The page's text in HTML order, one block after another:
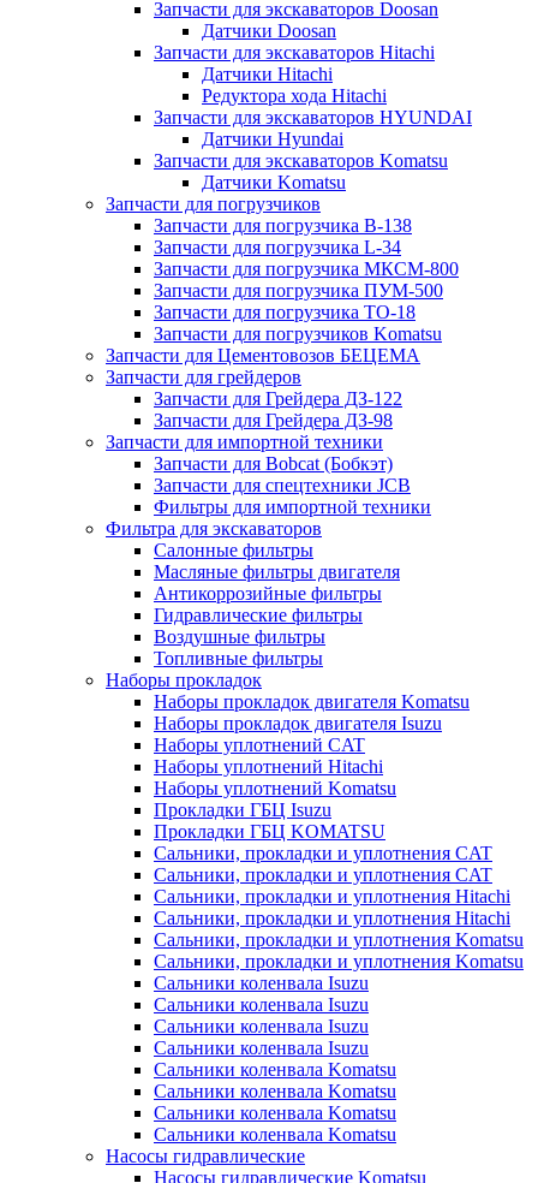
Запчасти для экскаваторов Doosan
Датчики Doosan
Запчасти для экскаваторов Hitachi
Датчики Hitachi
Редуктора хода Hitachi
Запчасти для экскаваторов HYUNDAI
Датчики Hyundai
Запчасти для экскаваторов Komatsu
Датчики Komatsu
Запчасти для погрузчиков
Запчасти для погрузчика B-138
Запчасти для погрузчика L-34
Запчасти для погрузчика МКСМ-800
Запчасти для погрузчика ПУМ-500
Запчасти для погрузчика ТО-18
Запчасти для погрузчиков Komatsu
Запчасти для Цементовозов БЕЦЕМА
Запчасти для грейдеров
Запчасти для Грейдера ДЗ-122
Запчасти для Грейдера ДЗ-98
Запчасти для импортной техники
Запчасти для Bobcat (Бобкэт)
Запчасти для спецтехники JCB
Фильтры для импортной техники
Фильтра для экскаваторов
Салонные фильтры
Масляные фильтры двигателя
Антикоррозийные фильтры
Гидравлические фильтры
Воздушные фильтры
Топливные фильтры
Наборы прокладок
Наборы прокладок двигателя Komatsu
Наборы прокладок двигателя Isuzu
Наборы уплотнений CAT
Наборы уплотнений Hitachi
Наборы уплотнений Komatsu
Прокладки ГБЦ Isuzu
Прокладки ГБЦ KOMATSU
Сальники, прокладки и уплотнения CAT
Сальники, прокладки и уплотнения CAT
Сальники, прокладки и уплотнения Hitachi
Сальники, прокладки и уплотнения Hitachi
Сальники, прокладки и уплотнения Komatsu
Сальники, прокладки и уплотнения Komatsu
Сальники коленвала Isuzu
Сальники коленвала Isuzu
Сальники коленвала Isuzu
Сальники коленвала Isuzu
Сальники коленвала Komatsu
Сальники коленвала Komatsu
Сальники коленвала Komatsu
Сальники коленвала Komatsu
Насосы гидравлические
Насосы гидравлические Komatsu